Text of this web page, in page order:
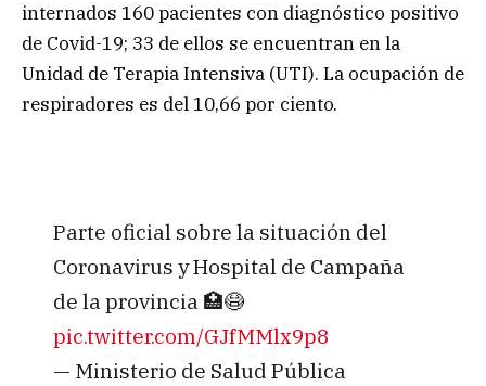
internados 160 pacientes con diagnóstico positivo
de Covid-19; 33 de ellos se encuentran en la
Unidad de Terapia Intensiva (UTI). La ocupación de
respiradores es del 10,66 por ciento.
Parte oficial sobre la situación del
Coronavirus y Hospital de Campaña
de la provincia 🏥😷
pic.twitter.com/GJfMMlx9p8
— Ministerio de Salud Pública